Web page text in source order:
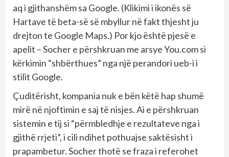
aq i gjithanshëm sa Google. (Klikimi i ikonës së
Hartave të beta-së së mbyllur në fakt thjesht ju
drejton te Google Maps.) Por kjo është pjesë e
apelit – Socher e përshkruan me arsye You.com si
kërkimin “shbërthues” nga një perandori ueb-i i
stilit Google.
Çuditërisht, kompania nuk e bën këtë hap shumë
mirë në njoftimin e saj të nisjes. Ai e përshkruan
sistemin e tij si “përmbledhje e rezultateve nga i
gjithë rrjeti”, i cili ndihet pothuajse saktësisht i
prapambetur. Socher thotë se fraza i referohet